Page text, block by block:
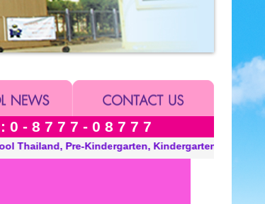
- 8 7 7 7 - 0 8 7 7 7
in Khon Kaen Thailand. “A Modern,